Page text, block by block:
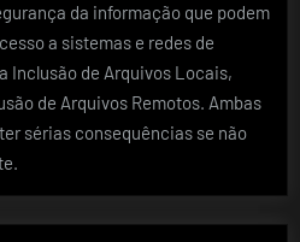
da informação que podem
a sistemas e redes de
Inclusão de Arquivos Locais,
de Arquivos Remotos. Ambas
sérias consequências se não